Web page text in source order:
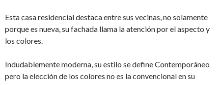
Esta casa residencial destaca entre sus vecinas, no solamente
porque es nueva, su fachada llama la atención por el aspecto y
los colores.
Indudablemente moderna, su estilo se define Contemporáneo
pero la elección de los colores no es la convencional en su